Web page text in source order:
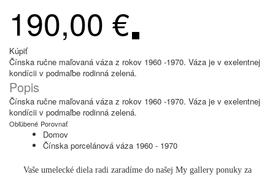
190,00 €
Kúpiť
Čínska ručne maľovaná váza z rokov 1960 -1970. Váza je v exelentnej
kondícii v podmaľbe rodinná zelená.
Popis
Čínska ručne maľovaná váza z rokov 1960 -1970. Váza je v exelentnej
kondícii v podmaľbe rodinná zelená.
Obľúbené Porovnať
Domov
Čínska porcelánová váza 1960 - 1970
Vaše umelecké diela radi zaradíme do našej My gallery ponuky za